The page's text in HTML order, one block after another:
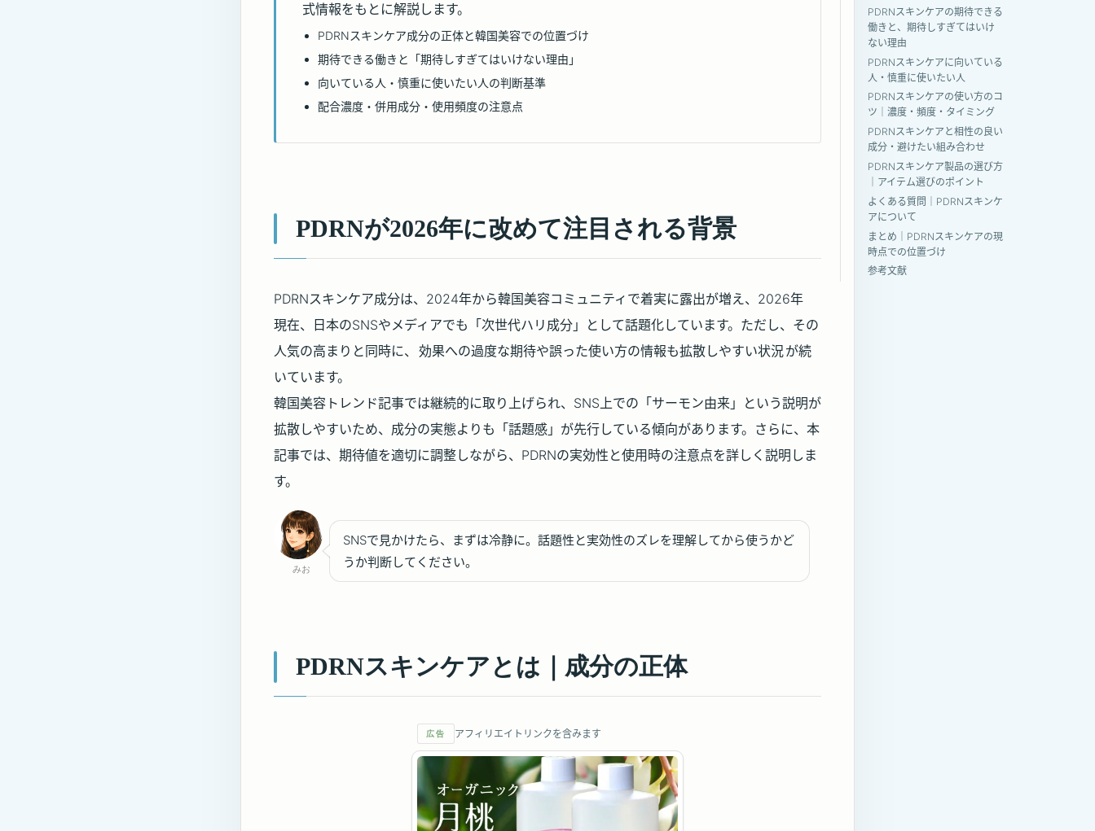
PDRNスキンケアの期待できる
働きと、期待しすぎてはいけ
ない理由
PDRNスキンケアに向いている
人・慎重に使いたい人
PDRNスキンケアの使い方のコ
ツ｜濃度・頻度・タイミング
PDRNスキンケアと相性の良い
成分・避けたい組み合わせ
PDRNスキンケア製品の選び方
｜アイテム選びのポイント
よくある質問｜PDRNスキンケ
アについて
まとめ｜PDRNスキンケアの現
時点での位置づけ
参考文献
式情報をもとに解説します。
PDRNスキンケア成分の正体と韓国美容での位置づけ
期待できる働きと「期待しすぎてはいけない理由」
向いている人・慎重に使いたい人の判断基準
配合濃度・併用成分・使用頻度の注意点
PDRNが2026年に改めて注目される背景
PDRNスキンケア成分は、2024年から韓国美容コミュニティで着実に露出が増え、2026年
現在、日本のSNSやメディアでも「次世代ハリ成分」として話題化しています。ただし、その
人気の高まりと同時に、 効果への過度な期待や誤った使い方の情報も拡散しやすい状況が続
いています。
韓国美容トレンド記事では継続的に取り上げられ、SNS上での「サーモン由来」という説明が
拡散しやすいため、成分の実態よりも「話題感」が先行している傾向があります。さらに、本
記事では、期待値を適切に調整しながら、PDRNの実効性と使用時の注意点を詳しく説明しま
す。
みお
SNSで見かけたら、まずは冷静に。話題性と実効性のズレを理解してから使うかど
うか判断してください。
PDRNスキンケアとは｜成分の正体
広告 アフィリエイトリンクを含みます